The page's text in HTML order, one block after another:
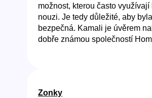
možnost, kterou často využívají
nouzi. Je tedy důležité, aby
bezpečná. Kamali je úvěrem
dobře známou společností
Zonky